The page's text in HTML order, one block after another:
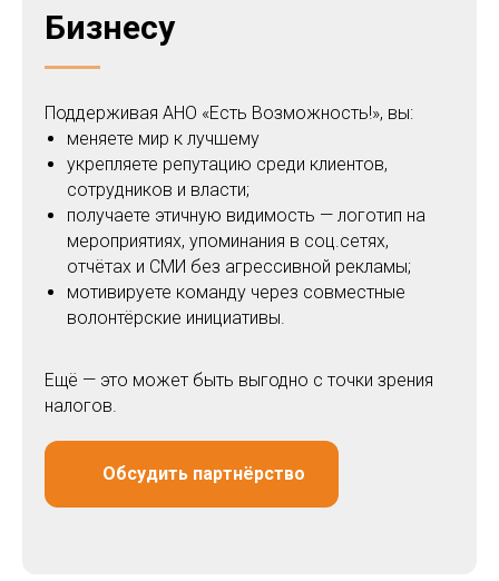
Бизнесу
Поддерживая АНО «Есть Возможность!», вы:
меняете мир к лучшему
укрепляете репутацию среди клиентов,
сотрудников и власти;
получаете этичную видимость — логотип на
мероприятиях, упоминания в соц.сетях,
отчётах и СМИ без агрессивной рекламы;
мотивируете команду через совместные
волонтёрские инициативы.
Ещё — это может быть выгодно с точки зрения
налогов.
Обсудить партнёрство